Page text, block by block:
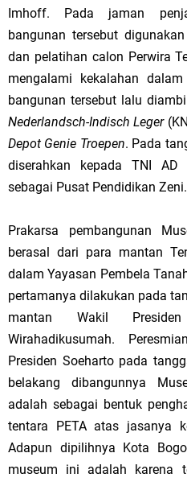
Imhoff. Pada jaman
bangunan tersebut
dan pelatihan calon Perwira
mengalami kekalahan
bangunan tersebut lalu
Nederlandsch-Indisch Leger
Depot Genie Troepen. Pada
diserahkan kepada TNI AD
sebagai Pusat Pendidikan Zeni.
Prakarsa pembangunan
berasal dari para mantan
dalam Yayasan Pembela
pertamanya dilakukan pada
mantan Wakil Presiden
Wirahadikusumah.
Presiden Soeharto pada
belakangdibangunnya
adalah sebagai bentuk
tentara PETA atas jasanya
Adapun dipilihnya Kota
museum ini adalah karena